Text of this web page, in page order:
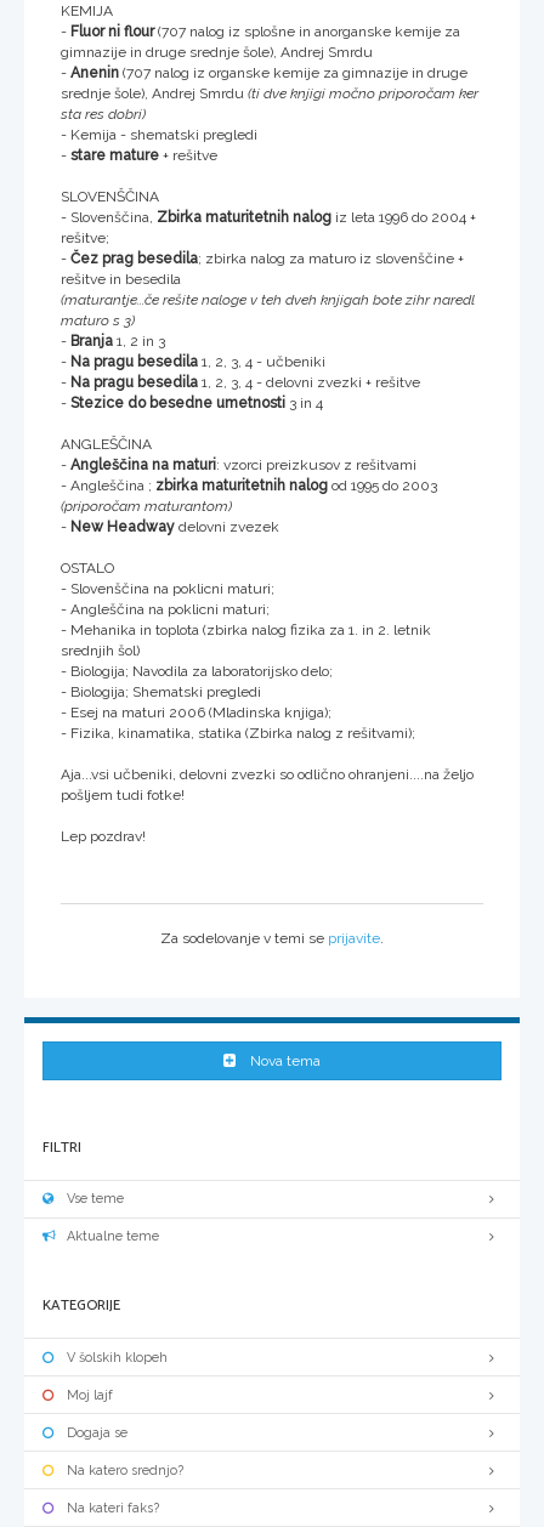
KEMIJA
- Fluor ni flour(707 nalog iz splošne in anorganske kemije za
gimnazije in druge srednje šole), Andrej Smrdu
- Anenin (707 nalog iz organske kemije za gimnazije in druge
srednje šole), Andrej Smrdu (ti dve knjigi močno priporočam ker
sta res dobri)
- Kemija - shematski pregledi
- stare mature + rešitve
SLOVENŠČINA
- Slovenščina, Zbirka maturitetnih nalog iz leta 1996 do 2004 +
rešitve;
- Čez prag besedila; zbirka nalog za maturo iz slovenščine +
rešitve in besedila
(maturantje...če rešite naloge v teh dveh knjigah bote zihr naredl
maturo s 3)
- Branja 1, 2 in 3
- Na pragu besedila 1, 2, 3, 4 - učbeniki
- Na pragu besedila 1, 2, 3, 4 - delovni zvezki + rešitve
- Stezice do besedne umetnosti 3 in 4
ANGLEŠČINA
- Angleščina na maturi: vzorci preizkusov z rešitvami
- Angleščina ; zbirka maturitetnih nalog od 1995 do 2003
(priporočam maturantom)
- New Headway delovni zvezek
OSTALO
- Slovenščina na poklicni maturi;
- Angleščina na poklicni maturi;
- Mehanika in toplota (zbirka nalog fizika za 1. in 2. letnik
srednjih šol)
- Biologija; Navodila za laboratorijsko delo;
- Biologija; Shematski pregledi
- Esej na maturi 2006 (Mladinska knjiga);
- Fizika, kinamatika, statika (Zbirka nalog z rešitvami);
Aja...vsi učbeniki, delovni zvezki so odlično ohranjeni....na željo
pošljem tudi fotke!
Lep pozdrav!
Za sodelovanje v temi se prijavite
Nova tema
FILTRI
Vse teme
Aktualne teme
KATEGORIJE
V šolskih klopeh
Moj lajf
Dogaja se
Na katero srednjo?
Na kateri faks?